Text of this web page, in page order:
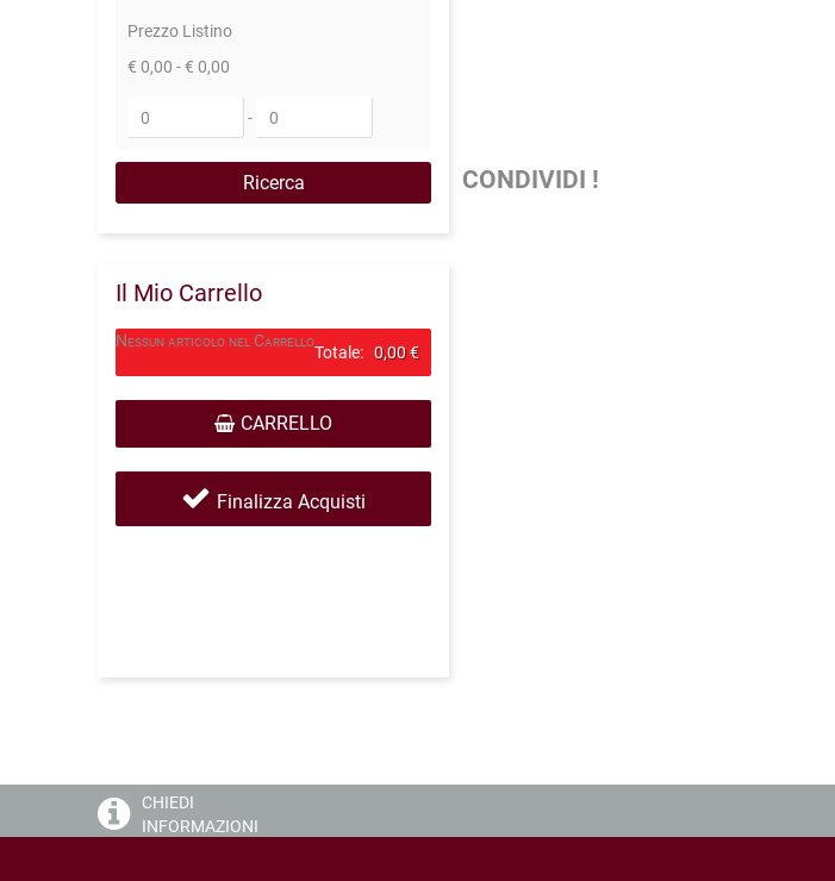
Prezzo Listino
€ 0,00 - € 0,00
-
Il Mio Carrello
Nessun articolo nel Carrello
Totale: 0,00 €
CARRELLO
Finalizza Acquisti
CONDIVIDI !
CHIEDI
INFORMAZIONI